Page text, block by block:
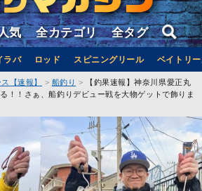
気 全カテゴリ 全タグ
ラバ ロッド スピニングリール ベイトリ
【速報】 船釣り
【釣果速報】神奈川県愛正丸
！！さぁ、船釣りデビュー戦を大物ゲットで飾りま